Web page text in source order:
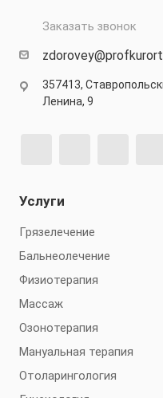
Заказать звонок
357413,
Ленина, 9
Услуги
Грязелечение
Бальнеолечение
Физиотерапия
Массаж
Озонотерапия
Мануальная терапия
Отоларингология